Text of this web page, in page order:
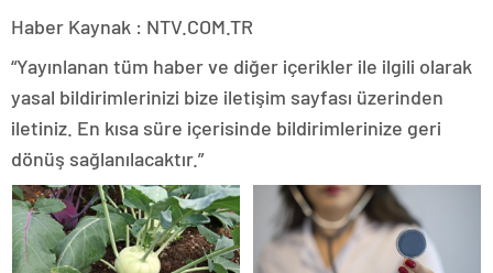
Haber Kaynak : NTV.COM.TR
“Yayınlanan tüm haber ve diğer içerikler ile ilgili olarak
yasal bildirimlerinizi bize iletişim sayfası üzerinden
iletiniz. En kısa süre içerisinde bildirimlerinize geri
dönüş sağlanılacaktır.”